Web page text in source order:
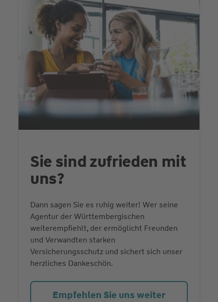
Sie sind zufrieden mit
uns?
Dann sagen Sie es ruhig weiter! Wer seine
Agentur der Württembergischen
weiterempfiehlt, der ermöglicht Freunden
und Verwandten starken
Versicherungsschutz und sichert sich unser
herzliches Dankeschön.
Empfehlen Sie uns weiter